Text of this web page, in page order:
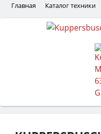
Главная Каталог техники